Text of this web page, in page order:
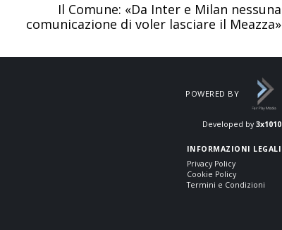
Il Comune: «Da Inter e Milan nessuna
comunicazione di voler lasciare il Meazza»
POWERED BY
Developed by 3x1010
INFORMAZIONI LEGALI
Privacy Policy
Cookie Policy
Termini e Condizioni